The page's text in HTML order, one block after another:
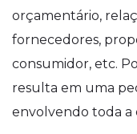
orçamentário,
fornecedores,
consumidor, etc.
resulta em uma
envolvendo toda a